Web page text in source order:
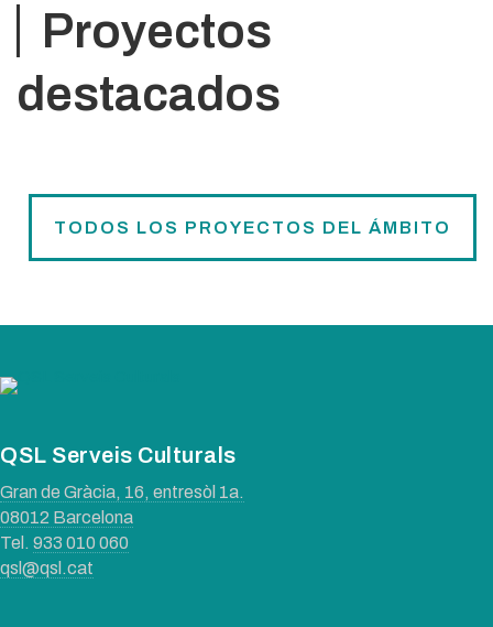
Proyectos
destacados
TODOS LOS PROYECTOS DEL ÁMBITO
QSL Serveis Culturals
Gran de Gràcia, 16, entresòl 1a.
08012 Barcelona
Tel.933 010 060
qsl@qsl.cat